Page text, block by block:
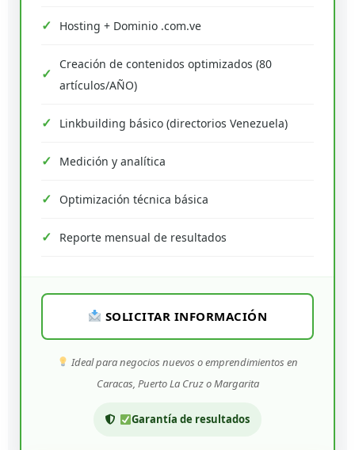
Hosting + Dominio .com.ve
Creación de contenidos optimizados (80
artículos/AÑO)
Linkbuilding básico (directorios Venezuela)
Medición y analítica
Optimización técnica básica
Reporte mensual de resultados
SOLICITAR INFORMACIÓN
Ideal para negocios nuevos o emprendimientos en
Caracas, Puerto La Cruz o Margarita
Garantía de resultados